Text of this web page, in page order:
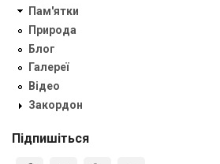
Пам'ятки
Природа
Блог
Галереї
Відео
Закордон
Підпишіться